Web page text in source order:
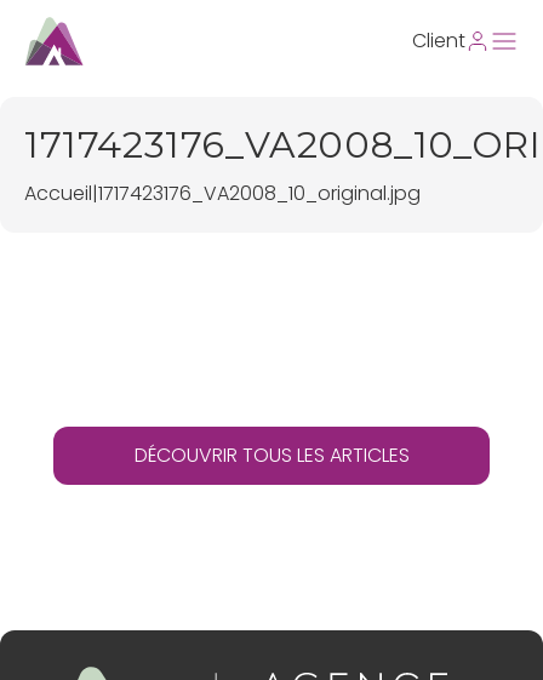
Client
Accueil|1717423176_VA2008_10_original.jpg
DÉCOUVRIR TOUS LES ARTICLES